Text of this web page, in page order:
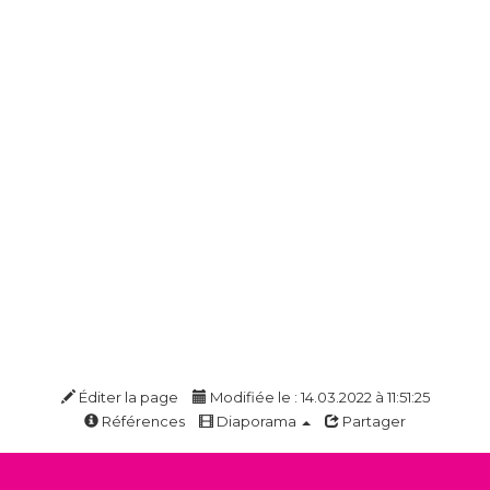
Éditer la page
Modifiée le : 14.03.2022 à 11:51:25
Références
Diaporama Partager